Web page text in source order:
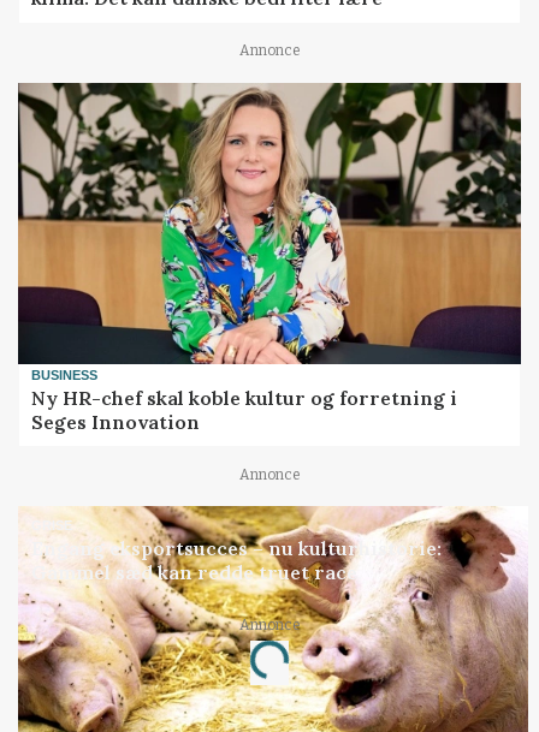
Annonce
BUSINESS
Ny HR-chef skal koble kultur og forretning i
Seges Innovation
Annonce
GRISE
Engang eksportsucces – nu kulturhistorie:
Gammel sæd kan redde truet race
Annonce
Loading...